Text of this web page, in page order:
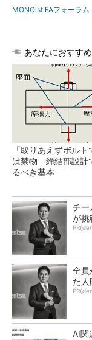
MONOist FAフォーラム
あなたにおすすめ
「取りあえずボルト
は禁物 締結部設計
るべき基本
チー
が挑
全員
た人
AI関